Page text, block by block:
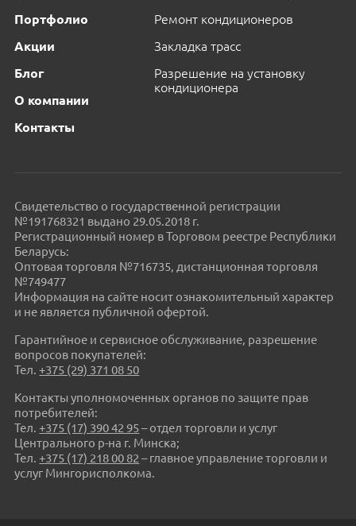
Портфолио
Акции
Блог
О компании
Контакты
Ремонт кондиционеров
Закладка трасс
Разрешение на установку
кондиционера
Свидетельство о государственной регистрации
№191768321 выдано 29.05.2018 г.
Регистрационный номер в Торговом реестре Республики
Беларусь:
Оптовая торговля №716735, дистанционная торговля
№749477
Информация на сайте носит ознакомительный характер
и не является публичной офертой.
Гарантийное и сервисное обслуживание, разрешение
вопросов покупателей:
Тел.+375 (29) 371 08 50
Контакты уполномоченных органов по защите прав
потребителей:
Тел.+375 (17) 390 42 95– отдел торговли и услуг
Центрального р-на г. Минска;
Тел.+375 (17) 218 00 82 – главное управление торговли и
услуг Мингорисполкома.